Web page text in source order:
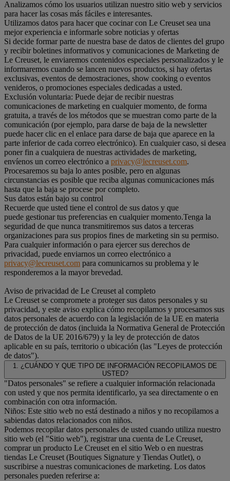
Analizamos cómo los usuarios utilizan nuestro sitio web y servicios
para hacer las cosas más fáciles e interesantes.
Utilizamos datos para hacer que cocinar con Le Creuset sea una
mejor experiencia e informarle sobre noticias y ofertas
Si decide formar parte de nuestra base de datos de clientes del grupo
y recibir boletines informativos y comunicaciones de Marketing de
Le Creuset, le enviaremos contenidos especiales personalizados y le
informaremos cuando se lancen nuevos productos, si hay ofertas
exclusivas, eventos de demostraciones, show cooking o eventos
venideros, o promociones especiales dedicadas a usted.
Exclusión voluntaria: Puede dejar de recibir nuestras
comunicaciones de marketing en cualquier momento, de forma
gratuita, a través de los métodos que se muestran como parte de la
comunicación (por ejemplo, para darse de baja de la newsletter
puede hacer clic en el enlace para darse de baja que aparece en la
parte inferior de cada correo electrónico). En cualquier caso, si desea
poner fin a cualquiera de nuestras actividades de marketing,
envíenos un correo electrónico a privacy@lecreuset.com.
Procesaremos su baja lo antes posible, pero en algunas
circunstancias es posible que reciba algunas comunicaciones más
hasta que la baja se procese por completo.
Sus datos están bajo su control
Recuerde que usted tiene el control de sus datos y que
puede gestionar tus preferencias en cualquier momento.Tenga la
seguridad de que nunca transmitiremos sus datos a terceras
organizaciones para sus propios fines de marketing sin su permiso.
Para cualquier información o para ejercer sus derechos de
privacidad, puede enviarnos un correo electrónico a
privacy@lecreuset.com para comunicarnos su problema y le
responderemos a la mayor brevedad.
Aviso de privacidad de Le Creuset al completo
Le Creuset se compromete a proteger sus datos personales y su
privacidad, y este aviso explica cómo recopilamos y procesamos sus
datos personales de acuerdo con la legislación de la UE en materia
de protección de datos (incluida la Normativa General de Protección
de Datos de la UE 2016/679) y la ley de protección de datos
aplicable en su país, territorio o ubicación (las "Leyes de protección
de datos").
1. ¿CUÁNDO Y QUE TIPO DE INFORMACIÓN RECOPILAMOS DE
USTED?
"Datos personales" se refiere a cualquier información relacionada
con usted y que nos permita identificarlo, ya sea directamente o en
combinación con otra información.
Niños: Este sitio web no está destinado a niños y no recopilamos a
sabiendas datos relacionados con niños.
Podemos recopilar datos personales de usted cuando utiliza nuestro
sitio web (el "Sitio web"), registrar una cuenta de Le Creuset,
comprar un producto Le Creuset en el sitio Web o en nuestras
tiendas Le Creuset (Boutiques Signature y Tiendas Outlet), o
suscribirse a nuestras comunicaciones de marketing. Los datos
personales pueden referirse a: